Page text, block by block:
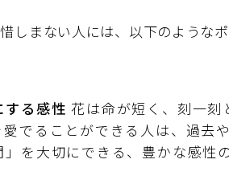
しまない人には、以下のような
する感性 花は命が短く、刻一刻
でることができる人は、過去
を大切にできる、豊かな感性